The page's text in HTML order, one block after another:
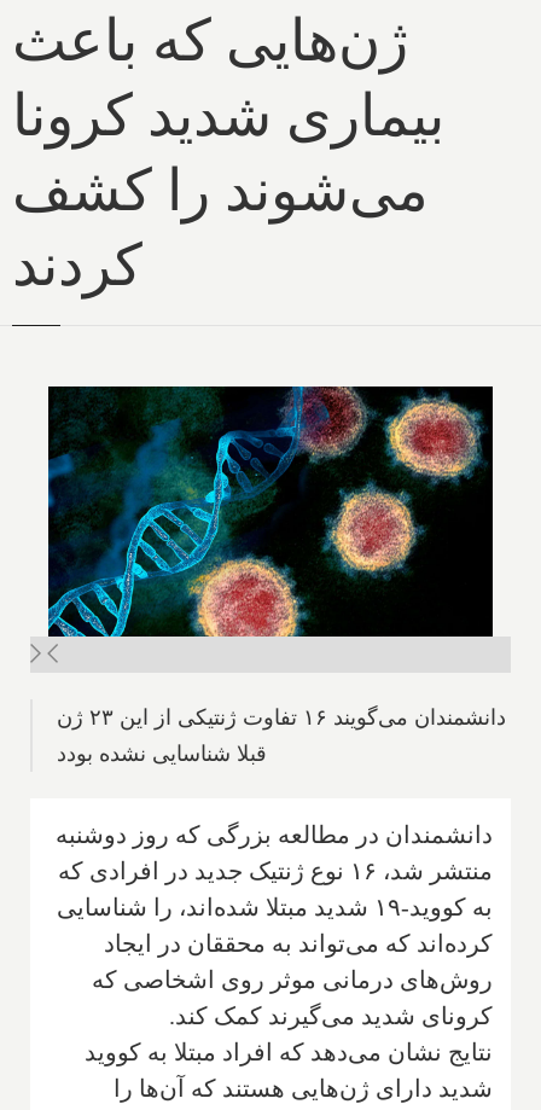
ژن‌هایی که باعث
بیماری شدید کرونا
می‌شوند را کشف
کردند
دانشمندان می‌گویند ۱۶ تفاوت ژنتیکی از این ۲۳ ژن
قبلا شناسایی نشده بودد
دانشمندان در مطالعه بزرگی که روز دوشنبه
منتشر شد، ۱۶ نوع ژنتیک جدید در افرادی که
به کووید-۱۹ شدید مبتلا شده‌اند، را شناسایی
کرده‌اند که می‌تواند به محققان در ایجاد
روش‌های درمانی موثر روی اشخاصی که
کرونای شدید می‌گیرند کمک کند.
نتایج نشان می‌دهد که افراد مبتلا به کووید
شدید دارای ژن‌هایی هستند که آن‌ها را